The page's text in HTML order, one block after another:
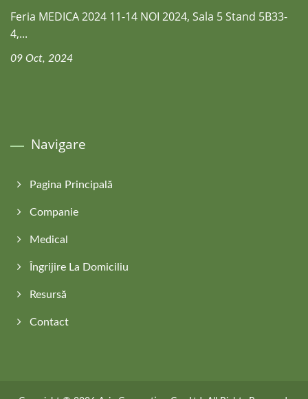
Feria MEDICA 2024 11-14 NOI 2024, Sala 5 Stand 5B33-
4,...
09 Oct, 2024
Navigare
Pagina Principală
Companie
Medical
Îngrijire La Domiciliu
Resursă
Contact